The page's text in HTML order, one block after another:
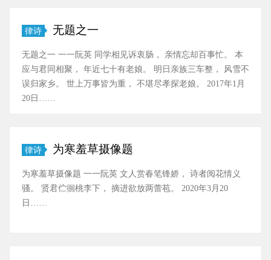
律诗 无题之一
无题之一 一一阮英 同学相见诉衷肠， 亲情忘却百事忙。 本
应与君同相聚， 年近七十有老娘。 明日亲族三车整， 风雪不
误归家乡。 世上万事皆为重， 不堪尽孝探老娘。 2017年1月
20日……
律诗 为寒羞草摄像题
为寒羞草摄像题 一一阮英 文人赏春笔锋娇， 诗者阅花情义
骚。 贤君伫徊桃李下， 摘进欲放两蕾苞。 2020年3月20
日……